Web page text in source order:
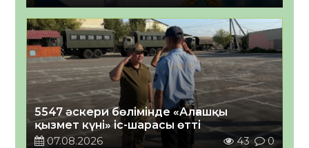
5547 әскери бөлімінде «Алғашқы
қызмет күні» іс-шарасы өтті
07.08.2026
43 0